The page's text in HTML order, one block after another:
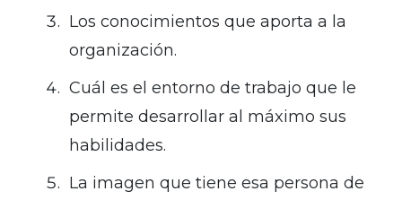
Los conocimientos que aporta a la
organización.
Cuál es el entorno de trabajo que le
permite desarrollar al máximo sus
habilidades.
La imagen que tiene esa persona de